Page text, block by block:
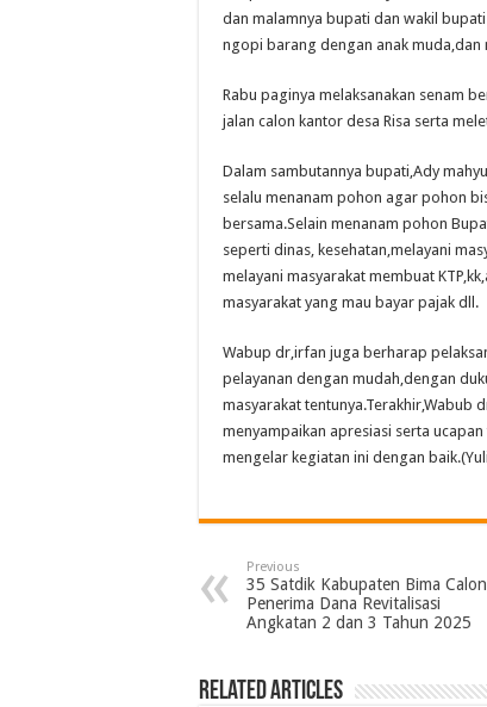
dan malamnya bupati dan wakil bupati
ngopi barang dengan anak muda,dan
Rabu paginya melaksanakan senam
jalan calon kantor desa Risa serta
Dalam sambutannya bupati,Ady
selalu menanam pohon agar pohon
bersama.Selain menanam pohon
seperti dinas, kesehatan,melayani
melayani masyarakat membuat
masyarakat yang mau bayar pajak dll.
Wabup dr,irfan juga berharap
pelayanan dengan mudah,dengan
masyarakat tentunya.Terakhir,Wabub
menyampaikan apresiasi serta
mengelar kegiatan ini dengan
Previous
35 Satdik Kabupaten Bima Calon
Penerima Dana Revitalisasi
Angkatan 2 dan 3 Tahun 2025
Related Articles